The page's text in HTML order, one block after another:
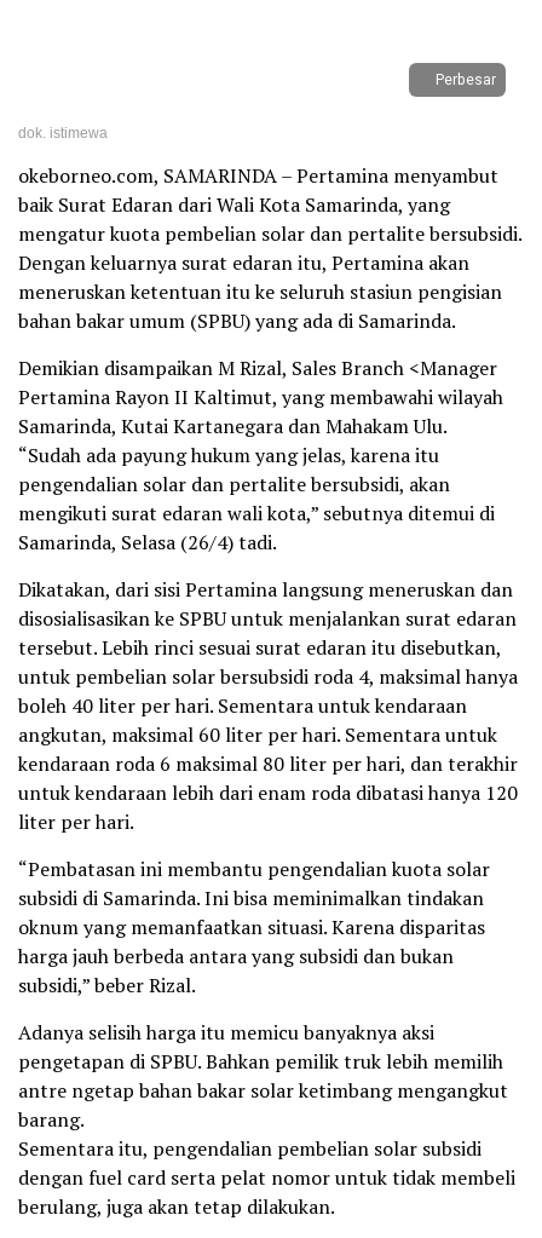
Perbesar
dok. istimewa
okeborneo.com, SAMARINDA – Pertamina menyambut
baik Surat Edaran dari Wali Kota Samarinda, yang
mengatur kuota pembelian solar dan pertalite bersubsidi.
Dengan keluarnya surat edaran itu, Pertamina akan
meneruskan ketentuan itu ke seluruh stasiun pengisian
bahan bakar umum (SPBU) yang ada di Samarinda.
Demikian disampaikan M Rizal, Sales Branch <Manager
Pertamina Rayon II Kaltimut, yang membawahi wilayah
Samarinda, Kutai Kartanegara dan Mahakam Ulu.
“Sudah ada payung hukum yang jelas, karena itu
pengendalian solar dan pertalite bersubsidi, akan
mengikuti surat edaran wali kota,” sebutnya ditemui di
Samarinda, Selasa (26/4) tadi.
Dikatakan, dari sisi Pertamina langsung meneruskan dan
disosialisasikan ke SPBU untuk menjalankan surat edaran
tersebut. Lebih rinci sesuai surat edaran itu disebutkan,
untuk pembelian solar bersubsidi roda 4, maksimal hanya
boleh 40 liter per hari. Sementara untuk kendaraan
angkutan, maksimal 60 liter per hari. Sementara untuk
kendaraan roda 6 maksimal 80 liter per hari, dan terakhir
untuk kendaraan lebih dari enam roda dibatasi hanya 120
liter per hari.
“Pembatasan ini membantu pengendalian kuota solar
subsidi di Samarinda. Ini bisa meminimalkan tindakan
oknum yang memanfaatkan situasi. Karena disparitas
harga jauh berbeda antara yang subsidi dan bukan
subsidi,” beber Rizal.
Adanya selisih harga itu memicu banyaknya aksi
pengetapan di SPBU. Bahkan pemilik truk lebih memilih
antre ngetap bahan bakar solar ketimbang mengangkut
barang.
Sementara itu, pengendalian pembelian solar subsidi
dengan fuel card serta pelat nomor untuk tidak membeli
berulang, juga akan tetap dilakukan.